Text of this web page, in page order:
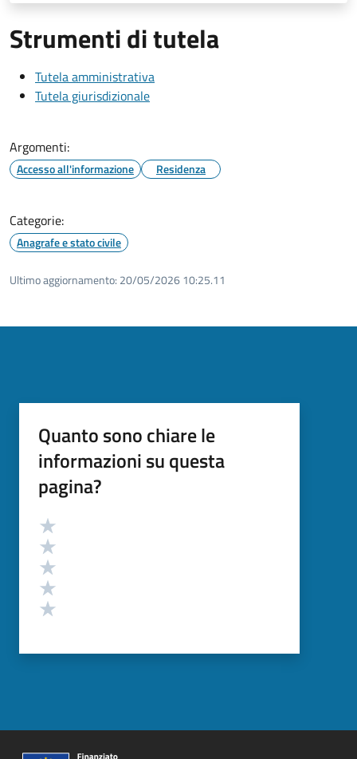
Strumenti di tutela
Tutela amministrativa
Tutela giurisdizionale
Argomenti:
Accesso all'informazione Residenza
Categorie:
Anagrafe e stato civile
Ultimo aggiornamento: 20/05/2026 10:25.11
Quanto sono chiare le
informazioni su questa
pagina?
Valutazione